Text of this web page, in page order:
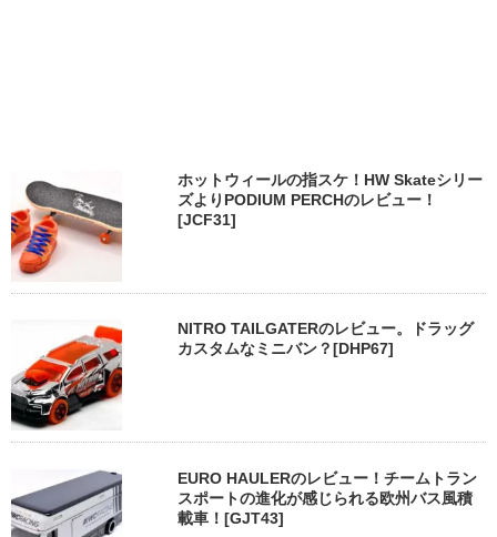
ホットウィールの指スケ！HW Skateシリー
ズよりPODIUM PERCHのレビュー！
[JCF31]
NITRO TAILGATERのレビュー。ドラッグ
カスタムなミニバン？[DHP67]
EURO HAULERのレビュー！チームトラン
スポートの進化が感じられる欧州バス風積
載車！[GJT43]